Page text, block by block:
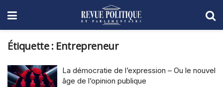
Étiquette : Entrepreneur
La démocratie de l’expression – Ou le nouvel
âge de l’opinion publique